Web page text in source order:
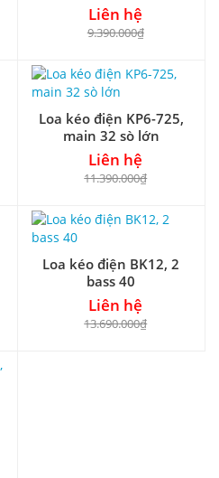
Liên hệ
9.390.000₫
Loa kéo điện KP6-725,
main 32 sò lớn
Liên hệ
11.390.000₫
Loa kéo điện BK12, 2
bass 40
Liên hệ
13.690.000₫